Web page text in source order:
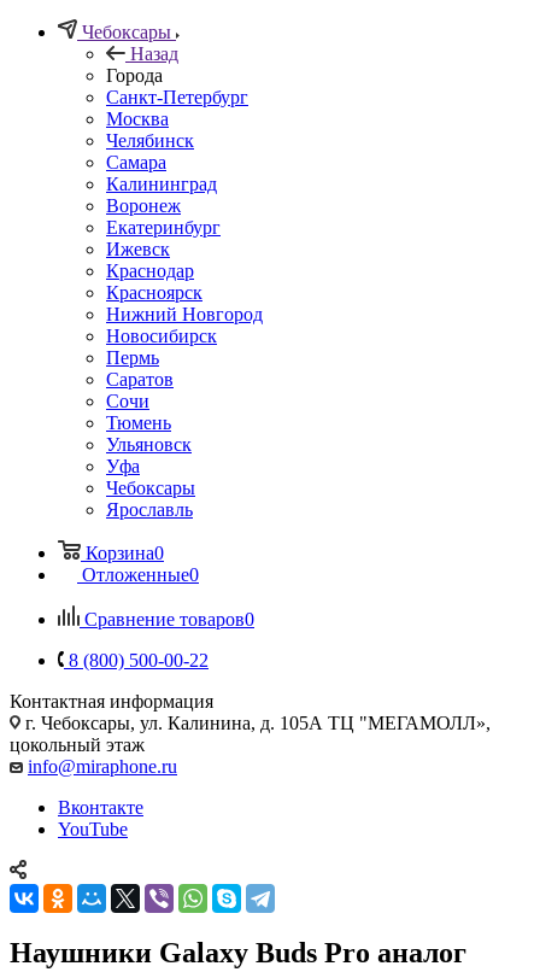
Чебоксары
Назад
Города
Санкт-Петербург
Москва
Челябинск
Самара
Калининград
Воронеж
Екатеринбург
Ижевск
Краснодар
Красноярск
Нижний Новгород
Новосибирск
Пермь
Саратов
Сочи
Тюмень
Ульяновск
Уфа
Чебоксары
Ярославль
Корзина0
Отложенные0
Сравнение товаров0
8 (800) 500-00-22
Контактная информация
г. Чебоксары, ул. Калинина, д. 105А ТЦ "МЕГАМОЛЛ»,
цокольный этаж
info@miraphone.ru
Вконтакте
YouTube
Наушники Galaxy Buds Pro аналог